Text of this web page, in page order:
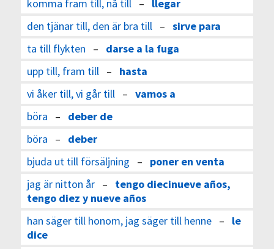
komma fram till, nå till – llegar
den tjänar till, den är bra till – sirve para
ta till flykten – darse a la fuga
upp till, fram till – hasta
vi åker till, vi går till – vamos a
böra – deber de
böra – deber
bjuda ut till försäljning – poner en venta
jag är nitton år– tengo diecinueve años,
tengo diez y nueve años
han säger till honom, jag säger till henne– le
dice